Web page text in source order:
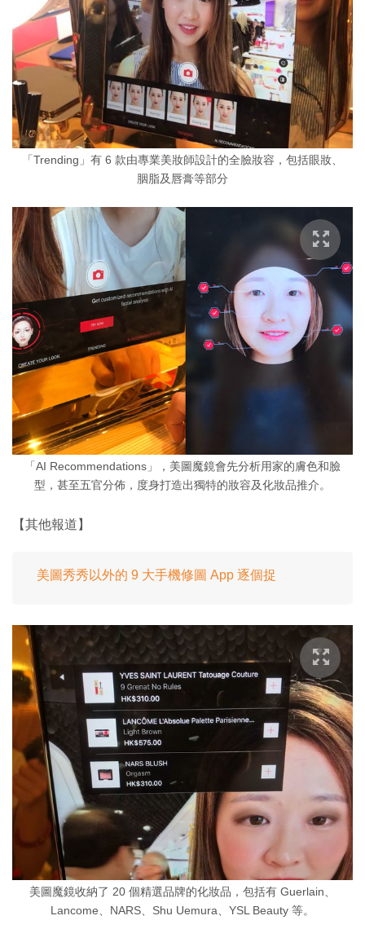
「Trending」有 6 款由專業美妝師設計的全臉妝容，包括眼妝、
胭脂及唇膏等部分
「AI Recommendations」，美圖魔鏡會先分析用家的膚色和臉
型，甚至五官分佈，度身打造出獨特的妝容及化妝品推介。
【其他報道】
美圖秀秀以外的 9 大手機修圖 App 逐個捉
美圖魔鏡收納了 20 個精選品牌的化妝品，包括有 Guerlain、
Lancome、NARS、Shu Uemura、YSL Beauty 等。